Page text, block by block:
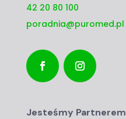
42 20 80 100
poradnia@puromed.pl
Jesteśmy Partnerem